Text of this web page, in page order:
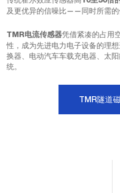
及更优异的信噪比——同时所需的
TMR电流传感器凭借紧凑的占用
性，成为先进电力电子设备的理
换器、电动汽车车载充电器、太
统。
TMR隧道